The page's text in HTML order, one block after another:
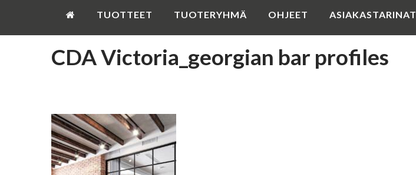
TUOTTEET TUOTERYHMÄ OHJEET ASIAKASTARINAT
CDA Victoria_georgian bar profiles